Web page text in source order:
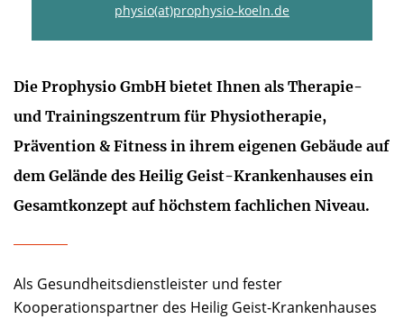
physio(at)prophysio-koeln.de
Die Prophysio GmbH bietet Ihnen als Therapie-
und Trainingszentrum für Physiotherapie,
Prävention & Fitness in ihrem eigenen Gebäude auf
dem Gelände des Heilig Geist-Krankenhauses ein
Gesamtkonzept auf höchstem fachlichen Niveau.
Als Gesundheitsdienstleister und fester
Kooperationspartner des Heilig Geist-Krankenhauses